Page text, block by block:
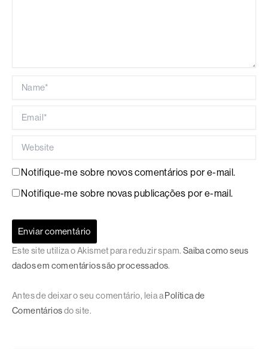
Notifique-me sobre novos comentários por e-mail.
Notifique-me sobre novas publicações por e-mail.
Este site utiliza o Akismet para reduzir spam. Saiba como seus
dados em comentários são processados.
Antes de deixar o seu comentário, leia aPolítica de
Comentáriosdo site.